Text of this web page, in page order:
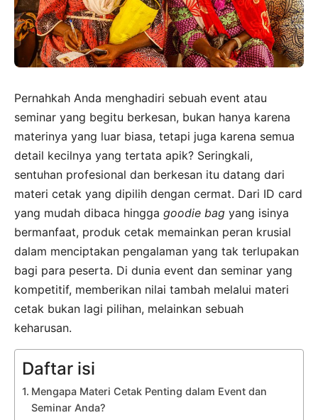
Pernahkah Anda menghadiri sebuah event atau
seminar yang begitu berkesan, bukan hanya karena
materinya yang luar biasa, tetapi juga karena semua
detail kecilnya yang tertata apik? Seringkali,
sentuhan profesional dan berkesan itu datang dari
materi cetak yang dipilih dengan cermat. Dari ID card
yang mudah dibaca hingga goodie bag yang isinya
bermanfaat, produk cetak memainkan peran krusial
dalam menciptakan pengalaman yang tak terlupakan
bagi para peserta. Di dunia event dan seminar yang
kompetitif, memberikan nilai tambah melalui materi
cetak bukan lagi pilihan, melainkan sebuah
keharusan.
Daftar isi
Mengapa Materi Cetak Penting dalam Event dan
Seminar Anda?